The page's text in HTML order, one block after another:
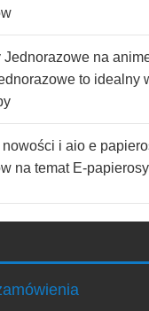
Jednorazowe na
to idealny
nowości i aio e
na temat E-papierosy